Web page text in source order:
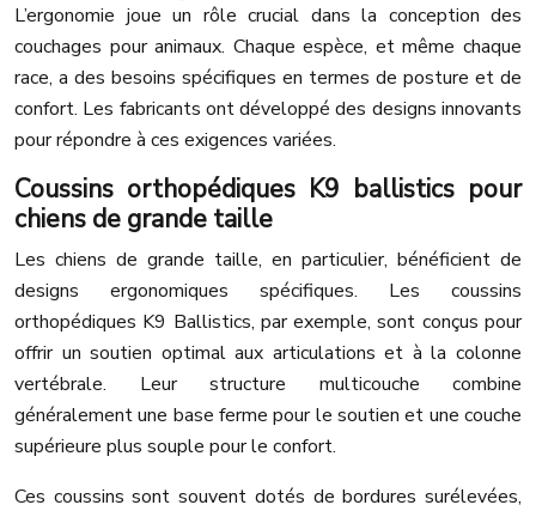
L’ergonomie joue un rôle crucial dans la conception des
couchages pour animaux. Chaque espèce, et même chaque
race, a des besoins spécifiques en termes de posture et de
confort. Les fabricants ont développé des designs innovants
pour répondre à ces exigences variées.
Coussins orthopédiques K9 ballistics pour
chiens de grande taille
Les chiens de grande taille, en particulier, bénéficient de
designs ergonomiques spécifiques. Les coussins
orthopédiques K9 Ballistics, par exemple, sont conçus pour
offrir un soutien optimal aux articulations et à la colonne
vertébrale. Leur structure multicouche combine
généralement une base ferme pour le soutien et une couche
supérieure plus souple pour le confort.
Ces coussins sont souvent dotés de bordures surélevées,